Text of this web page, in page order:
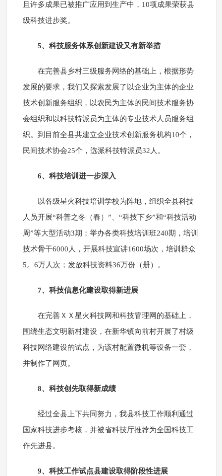
且许多成果已被推广应用到生产中，10项成果荣获县
级科技进步奖。
5、科技服务体系创新建设又有新举措
在完善县乡村三级服务网络的基础上，根据形势
发展的要求，我们又探索发展了以企业为主体的企业
技术创新服务组织，以农民为主体的民间技术服务协
会组织和以科技特派员为主体的专业技术人员服务组
织。到目前全县共建立企业技术创新服务机构10个，
民间技术协会25个，选派科技特派员32人。
6、科技培训进一步深入
以各级星火科技培训学校为阵地，组织全县科技
人员开展“科普之冬（春）”、“科技下乡”和“科技活动
周”等大型活动3期；举办各类科技培训班240期，培训
技术骨干6000人，开展科技宣讲1600场次，培训群众
5。6万人次；发放科技资料36万份（册）。
7、科技信息化建设取得新进展
在完善ＸＸ星火科技网和科技管理网的基础上，
围绕生态文明新村建设，在新华镇向前村开展了村级
科技网络建设的试点，为该村配置微机等设备一套，
并制作了网页。
8、科技创先取得新成绩
经过全县上下共同努力，我县科技工作顺利通过
国家科技进步考核，并被省科技厅推荐为全国科技工
作先进县。
9、科技工作试点县建设取得阶段性进展